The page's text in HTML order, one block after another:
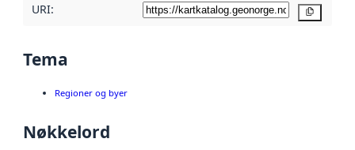
URI:
Tema
Regioner og byer
Nøkkelord